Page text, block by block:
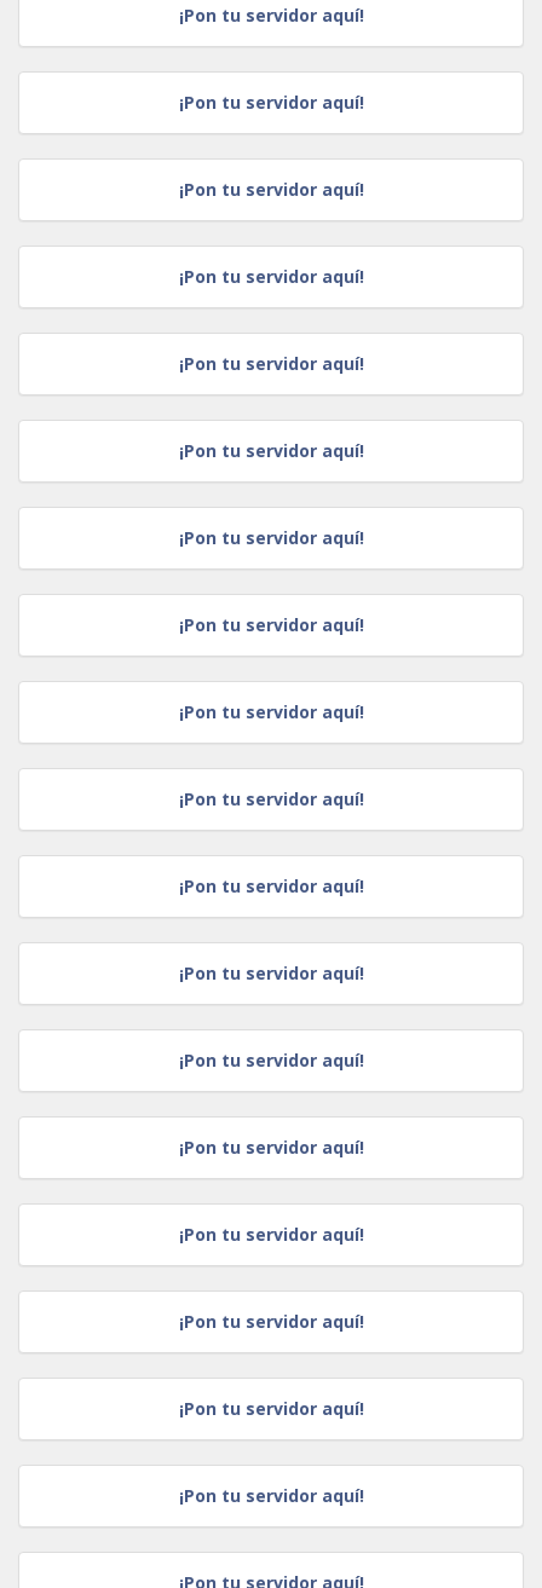
¡Pon tu servidor aquí!
¡Pon tu servidor aquí!
¡Pon tu servidor aquí!
¡Pon tu servidor aquí!
¡Pon tu servidor aquí!
¡Pon tu servidor aquí!
¡Pon tu servidor aquí!
¡Pon tu servidor aquí!
¡Pon tu servidor aquí!
¡Pon tu servidor aquí!
¡Pon tu servidor aquí!
¡Pon tu servidor aquí!
¡Pon tu servidor aquí!
¡Pon tu servidor aquí!
¡Pon tu servidor aquí!
¡Pon tu servidor aquí!
¡Pon tu servidor aquí!
¡Pon tu servidor aquí!
¡Pon tu servidor aquí!